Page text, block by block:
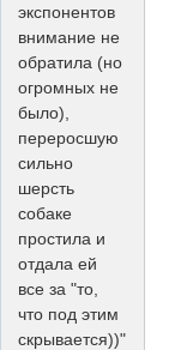
экспонентов
внимание не
обратила (но
огромных не
было),
переросшую
сильно
шерсть
собаке
простила и
отдала ей
все за "то,
что под этим
скрывается))".